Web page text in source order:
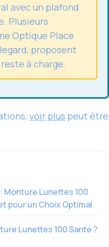
avec un plafond
Plusieurs
Optique Place
proposent
à charge.
voir plus peut être
Monture Lunettes 100
pour un Choix Optimal
Lunettes 100 Santé ?